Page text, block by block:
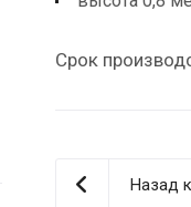
Срок
Назад